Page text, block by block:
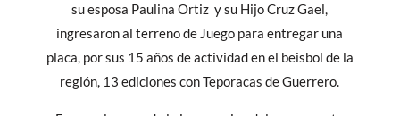
su esposa Paulina Ortiz y su Hijo Cruz Gael,
ingresaron al terreno de Juego para entregar una
placa, por sus 15 años de actividad en el beisbol de la
región, 13 ediciones con Teporacas de Guerrero.